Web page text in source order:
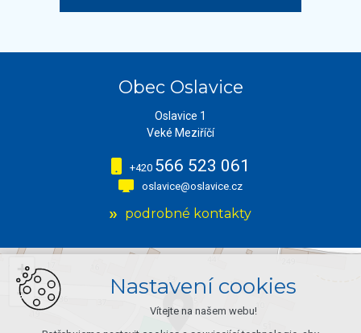
Obec Oslavice
Oslavice 1
Veké Meziříčí
+420 566 523 061
oslavice@oslavice.cz
podrobné kontakty
+
−
Nastavení cookies
Vítejte na našem webu!